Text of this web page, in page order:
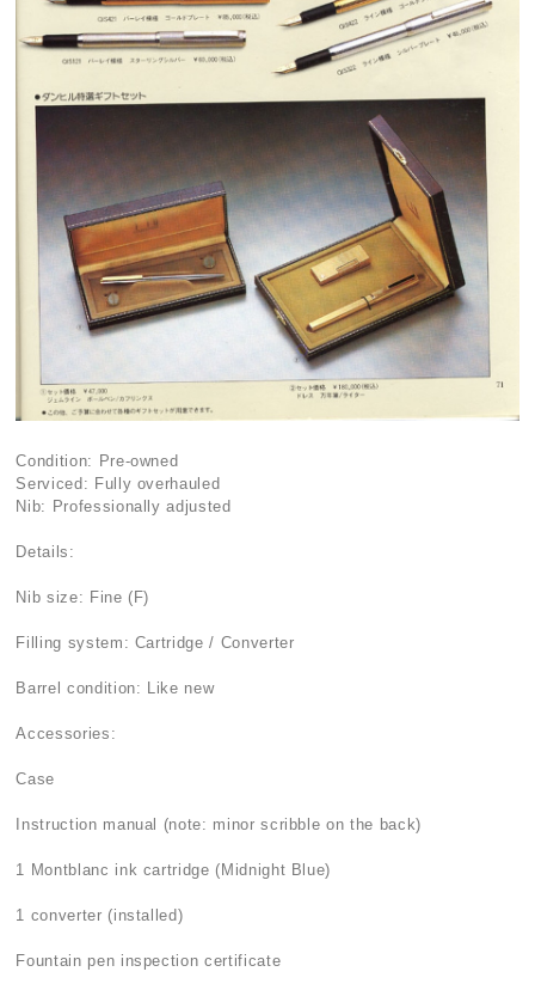
Condition: Pre-owned
Serviced: Fully overhauled
Nib: Professionally adjusted
Details:
Nib size: Fine (F)
Filling system: Cartridge / Converter
Barrel condition: Like new
Accessories:
Case
Instruction manual (note: minor scribble on the back)
1 Montblanc ink cartridge (Midnight Blue)
1 converter (installed)
Fountain pen inspection certificate